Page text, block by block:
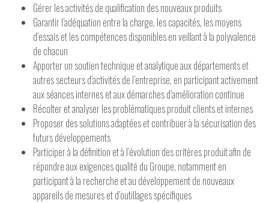
Gérer les activités de qualification des nouveaux produits
Garantir l’adéquation entre la charge, les capacités, les moyens
d’essais et les compétences disponibles en veillant à la polyvalence
de chacun
Apporter un soutien technique et analytique aux départements et
autres secteurs d’activités de l’entreprise, en participant activement
aux séances internes et aux démarches d’amélioration continue
Récolter et analyser les problématiques produit clients et internes
Proposer des solutions adaptées et contribuer à la sécurisation des
futurs développements
Participer à la définition et à l’évolution des critères produit afin de
répondre aux exigences qualité du Groupe, notamment en
participant à la recherche et au développement de nouveaux
appareils de mesures et d’outillages spécifiques